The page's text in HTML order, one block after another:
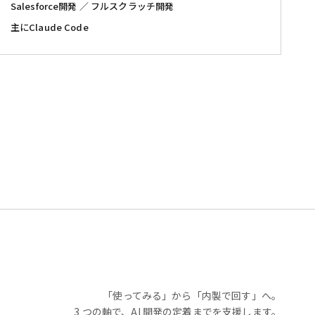
Salesforce開発 ／ フルスクラッチ開発
主にClaude Code
「使ってみる」から「内製で回す」へ。
3 つの軸で、AI 開発の定着までを支援します。